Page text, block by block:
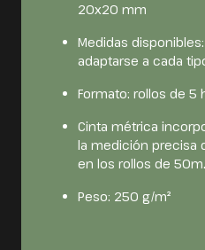
20x20 mm
Medidas
adaptarse a cada
Formato: rollos de 5
Cinta métrica
la medición precisa
en los rollos de 50m.
Peso: 250 g/m²